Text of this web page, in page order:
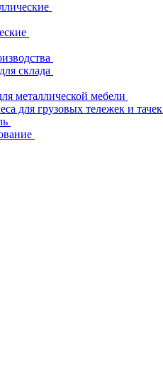
склада
металлической мебели
для грузовых тележек и тачек